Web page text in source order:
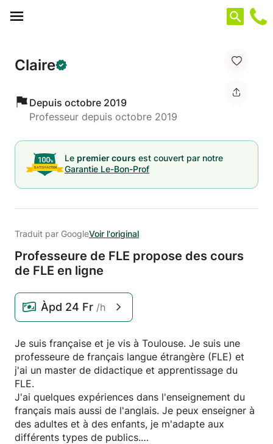
Claire
Depuis octobre 2019
Professeur depuis octobre 2019
Le premier cours est couvert par notre
Garantie Le-Bon-Prof
Traduit par GoogleVoir l'original
Professeure de FLE propose des cours
de FLE en ligne
Àpd 24 Fr /h
Je suis française et je vis à Toulouse. Je suis une
professeure de français langue étrangère (FLE) et
j'ai un master de didactique et apprentissage du
FLE.
J'ai quelques expériences dans l'enseignement du
français mais aussi de l'anglais. Je peux enseigner à
des adultes et à des enfants, je m'adapte aux
différents types de publics.